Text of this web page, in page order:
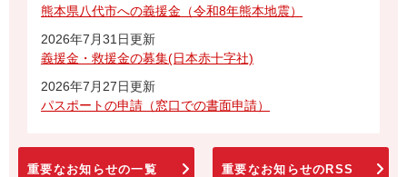
熊本県八代市への義援金（令和8年熊本地震）
2026年7月31日更新
義援金・救援金の募集(日本赤十字社)
2026年7月27日更新
パスポートの申請（窓口での書面申請）
重要なお知らせの一覧 重要なお知らせのRSS